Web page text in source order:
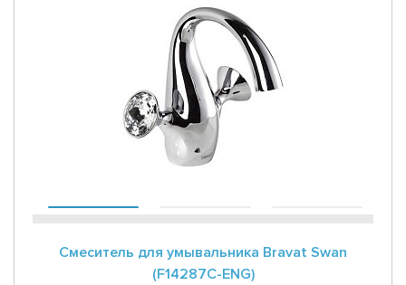
Смеситель для умывальника Bravat Swan
(F14287C-ENG)